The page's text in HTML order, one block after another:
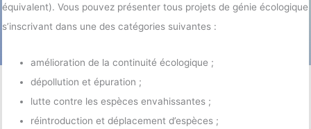
équivalent). Vous pouvez présenter tous projets de génie écologique
s’inscrivant dans une des catégories suivantes :
amélioration de la continuité écologique ;
dépollution et épuration ;
lutte contre les espèces envahissantes ;
réintroduction et déplacement d’espèces ;